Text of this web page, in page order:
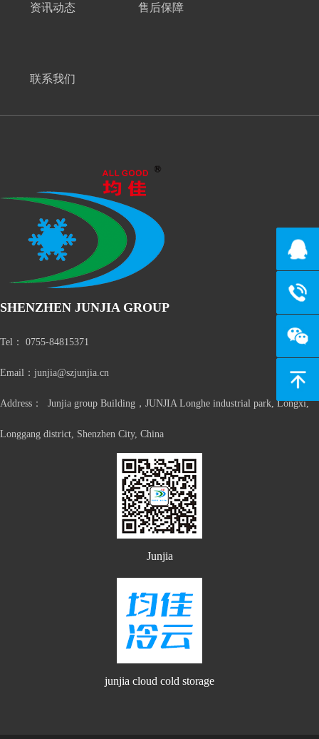
资讯动态 售后保障
联系我们
SHENZHEN JUNJIA GROUP
Tel： 0755-84815371
Email：junjia@szjunjia.cn
Address： Junjia group Building，JUNJIA Longhe industrial park, Longxi,
Longgang district, Shenzhen City, China
Junjia
junjia cloud cold storage
返回顶